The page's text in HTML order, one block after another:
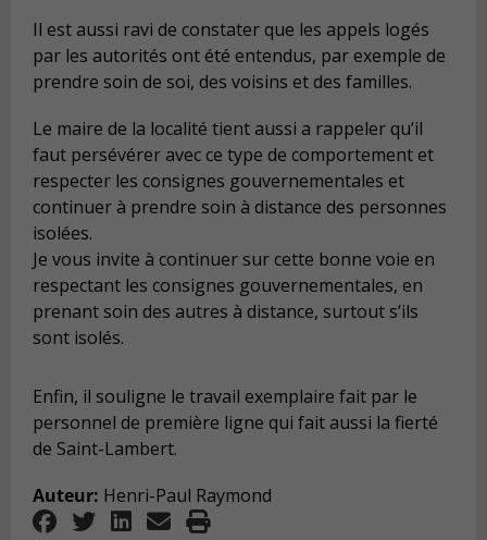
Il est aussi ravi de constater que les appels logés
par les autorités ont été entendus, par exemple de
prendre soin de soi, des voisins et des familles.
Le maire de la localité tient aussi a rappeler qu’il
faut persévérer avec ce type de comportement et
respecter les consignes gouvernementales et
continuer à prendre soin à distance des personnes
isolées.
Je vous invite à continuer sur cette bonne voie en
respectant les consignes gouvernementales, en
prenant soin des autres à distance, surtout s’ils
sont isolés.
Enfin, il souligne le travail exemplaire fait par le
personnel de première ligne qui fait aussi la fierté
de Saint-Lambert.
Auteur: Henri-Paul Raymond